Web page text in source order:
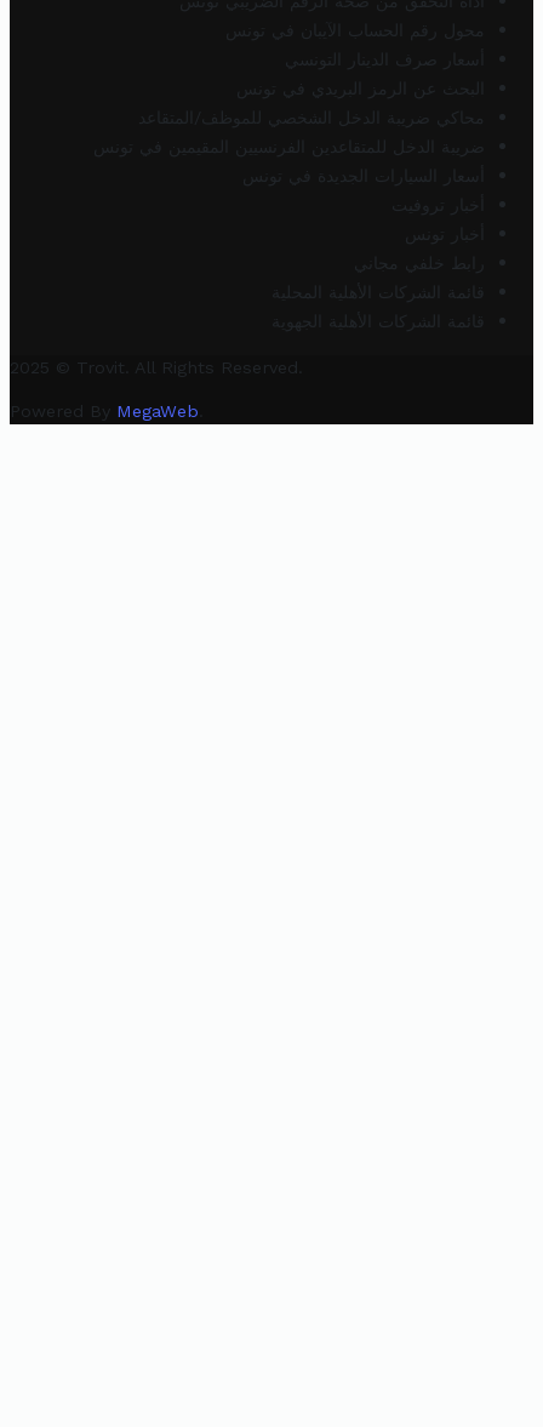
محول رقم الحساب الآيبان في تونس
أسعار صرف الدينار التونسي
البحث عن الرمز البريدي في تونس
محاكي ضريبة الدخل الشخصي للموظف/المتقاعد
ضريبة الدخل للمتقاعدين الفرنسيين المقيمين في تونس
أسعار السيارات الجديدة في تونس
أخبار تروفيت
أخبار تونس
رابط خلفي مجاني
قائمة الشركات الأهلية المحلية
قائمة الشركات الأهلية الجهوية
2025 © Trovit. All Rights Reserved.
Powered By MegaWeb